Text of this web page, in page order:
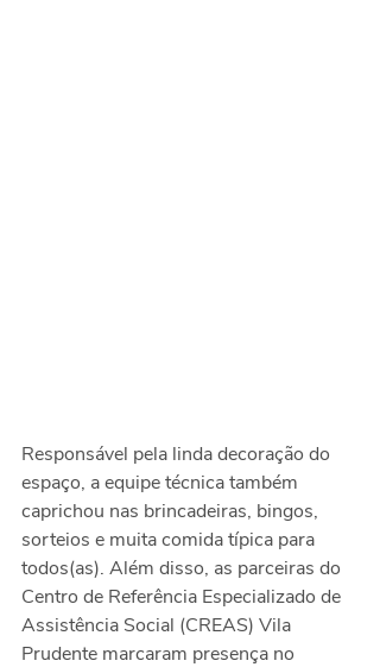
Responsável pela linda decoração do
espaço, a equipe técnica também
caprichou nas brincadeiras, bingos,
sorteios e muita comida típica para
todos(as). Além disso, as parceiras do
Centro de Referência Especializado de
Assistência Social (CREAS) Vila
Prudente marcaram presença no